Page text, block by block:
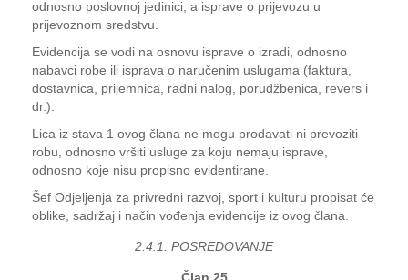
odnosno poslovnoj jedinici, a isprave o prijevozu u
prijevoznom sredstvu.
Evidencija se vodi na osnovu isprave o izradi, odnosno
nabavci robe ili isprava o naručenim uslugama (faktura,
dostavnica, prijemnica, radni nalog, porudžbenica, revers i
dr.).
Lica iz stava 1 ovog člana ne mogu prodavati ni prevoziti
robu, odnosno vršiti usluge za koju nemaju isprave,
odnosno koje nisu propisno evidentirane.
Šef Odjeljenja za privredni razvoj, sport i kulturu propisat će
oblike, sadržaj i način vođenja evidencije iz ovog člana.
2.4.1. POSREDOVANJE